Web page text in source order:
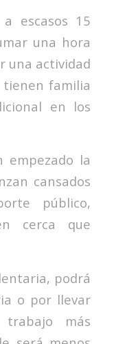
escasos 15
una hora
una actividad
familia
en los
empezado la
cansados
público,
cerca que
podrá
o por llevar
más